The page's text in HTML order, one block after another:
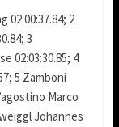
02:00:37.84; 2
3
02:03:30.85; 4
5 Zamboni
Marco
Johannes